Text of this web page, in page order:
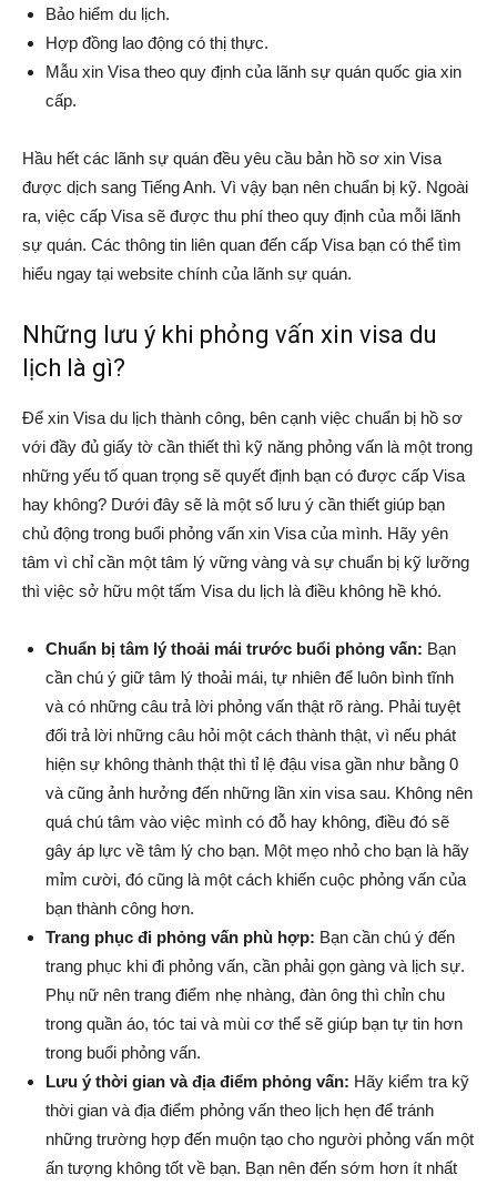
Bảo hiểm du lịch.
Hợp đồng lao động có thị thực.
Mẫu xin Visa theo quy định của lãnh sự quán quốc gia xin
cấp.
Hầu hết các lãnh sự quán đều yêu cầu bản hồ sơ xin Visa
được dịch sang Tiếng Anh. Vì vậy bạn nên chuẩn bị kỹ. Ngoài
ra, việc cấp Visa sẽ được thu phí theo quy định của mỗi lãnh
sự quán. Các thông tin liên quan đến cấp Visa bạn có thể tìm
hiểu ngay tại website chính của lãnh sự quán.
Những lưu ý khi phỏng vấn xin visa du
lịch là gì?
Để xin Visa du lịch thành công, bên cạnh việc chuẩn bị hồ sơ
với đầy đủ giấy tờ cần thiết thì kỹ năng phỏng vấn là một trong
những yếu tố quan trọng sẽ quyết định bạn có được cấp Visa
hay không? Dưới đây sẽ là một số lưu ý cần thiết giúp bạn
chủ động trong buổi phỏng vấn xin Visa của mình. Hãy yên
tâm vì chỉ cần một tâm lý vững vàng và sự chuẩn bị kỹ lưỡng
thì việc sở hữu một tấm Visa du lịch là điều không hề khó.
Chuẩn bị tâm lý thoải mái trước buổi phỏng vấn: Bạn
cần chú ý giữ tâm lý thoải mái, tự nhiên để luôn bình tĩnh
và có những câu trả lời phỏng vấn thật rõ ràng. Phải tuyệt
đối trả lời những câu hỏi một cách thành thật, vì nếu phát
hiện sự không thành thật thì tỉ lệ đậu visa gần như bằng 0
và cũng ảnh hưởng đến những lần xin visa sau. Không nên
quá chú tâm vào việc mình có đỗ hay không, điều đó sẽ
gây áp lực về tâm lý cho bạn. Một mẹo nhỏ cho bạn là hãy
mỉm cười, đó cũng là một cách khiến cuộc phỏng vấn của
bạn thành công hơn.
Trang phục đi phỏng vấn phù hợp: Bạn cần chú ý đến
trang phục khi đi phỏng vấn, cần phải gọn gàng và lịch sự.
Phụ nữ nên trang điểm nhẹ nhàng, đàn ông thì chỉn chu
trong quần áo, tóc tai và mùi cơ thể sẽ giúp bạn tự tin hơn
trong buổi phỏng vấn.
Lưu ý thời gian và địa điểm phỏng vấn: Hãy kiểm tra kỹ
thời gian và địa điểm phỏng vấn theo lịch hẹn để tránh
những trường hợp đến muộn tạo cho người phỏng vấn một
ấn tượng không tốt về bạn. Bạn nên đến sớm hơn ít nhất